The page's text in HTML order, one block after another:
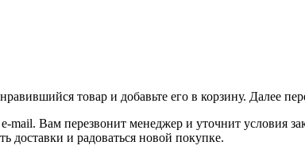
товар и добавьте его в корзину. Далее
Вам перезвонит менеджер и уточнит условия
доставки и радоваться новой покупке.